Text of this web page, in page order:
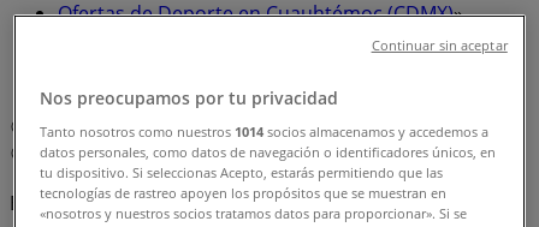
Ofertas de Deporte en Cuauhtémoc (CDMX)»
Merrell | Av. Paseo de la Reforma No. 222
Mapa
(55)91290234
Mapa
(55)91290234
Estamos a punto de publicar ofertas de Merrell
Nos preocupamos por tu privacidad
Tanto nosotros como nuestros 1014 socios almacenamos y accedemos a
datos personales, como datos de navegación o identificadores únicos, en
tu dispositivo. Si seleccionas Acepto, estarás permitiendo que las
tecnologías de rastreo apoyen los propósitos que se muestran en
«nosotros y nuestros socios tratamos datos para proporcionar». Si se
Continuar sin aceptar